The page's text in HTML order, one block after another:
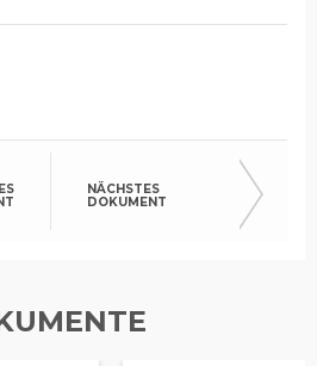
NÄCHSTES
DOKUMENT